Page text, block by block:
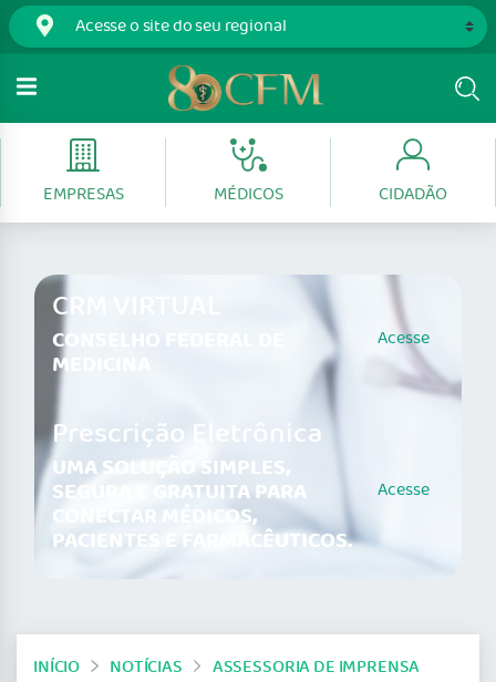
EMPRESAS MÉDICOS CIDADÃO
CRM VIRTUAL
CONSELHO FEDERAL DE
MEDICINA
Acesse
Prescrição Eletrônica
UMA SOLUÇÃO SIMPLES,
SEGURA E GRATUITA PARA
CONECTAR MÉDICOS,
PACIENTES E FARMACÊUTICOS.
Acesse
INÍCIO NOTÍCIAS
ASSESSORIA DE IMPRENSA